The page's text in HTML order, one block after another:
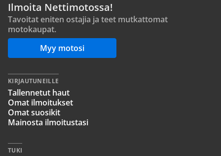
Ilmoita Nettimotossa!
Tavoitat eniten ostajia ja teet mutkattomat
motokaupat.
Myy motosi
KIRJAUTUNEILLE
Tallennetut haut
Omat ilmoitukset
Omat suosikit
Mainosta ilmoitustasi
TUKI